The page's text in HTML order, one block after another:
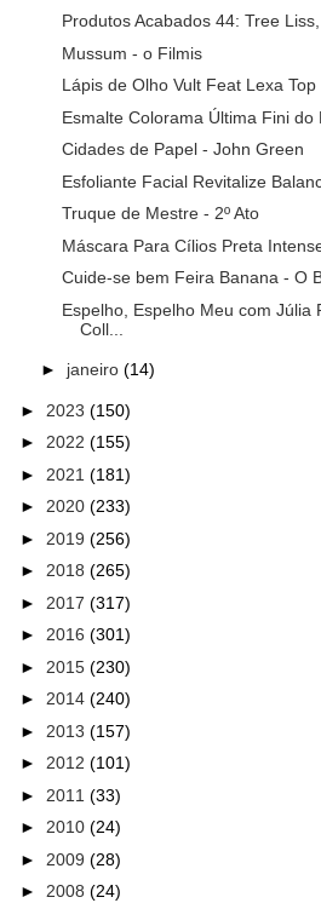
Produtos Acabados 44: Tree
Mussum - o Filmis
Lápis de Olho Vult Feat Lexa
Esmalte Colorama Última Fini do
Cidades de Papel - John Green
Esfoliante Facial Revitalize
Truque de Mestre - 2º Ato
Máscara Para Cílios Preta
Cuide-se bem Feira Banana - O
Espelho, Espelho Meu com Júlia
Coll...
► janeiro (14)
► 2023 (150)
► 2022 (155)
► 2021 (181)
► 2020 (233)
► 2019 (256)
► 2018 (265)
► 2017 (317)
► 2016 (301)
► 2015 (230)
► 2014 (240)
► 2013 (157)
► 2012 (101)
► 2011 (33)
► 2010 (24)
► 2009 (28)
► 2008 (24)